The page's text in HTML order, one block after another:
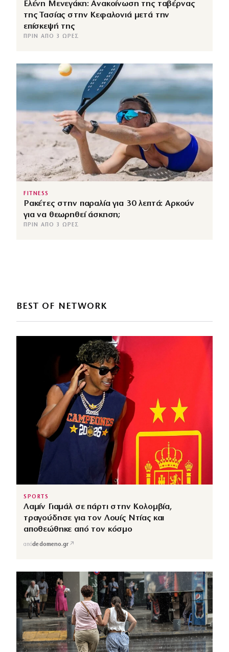
Ελένη Μενεγάκη: Ανακοίνωση της ταβέρνας
της Τασίας στην Κεφαλονιά μετά την
επίσκεψή της
ΠΡΙΝ ΑΠΌ 3 ΏΡΕΣ
FITNESS
Ρακέτες στην παραλία για 30 λεπτά: Αρκούν
για να θεωρηθεί άσκηση;
ΠΡΙΝ ΑΠΌ 3 ΏΡΕΣ
BEST OF NETWORK
SPORTS
Λαμίν Γιαμάλ σε πάρτι στην Κολομβία,
τραγούδησε για τον Λουίς Ντίας και
αποθεώθηκε από τον κόσμο
απόdedomeno.gr ↗